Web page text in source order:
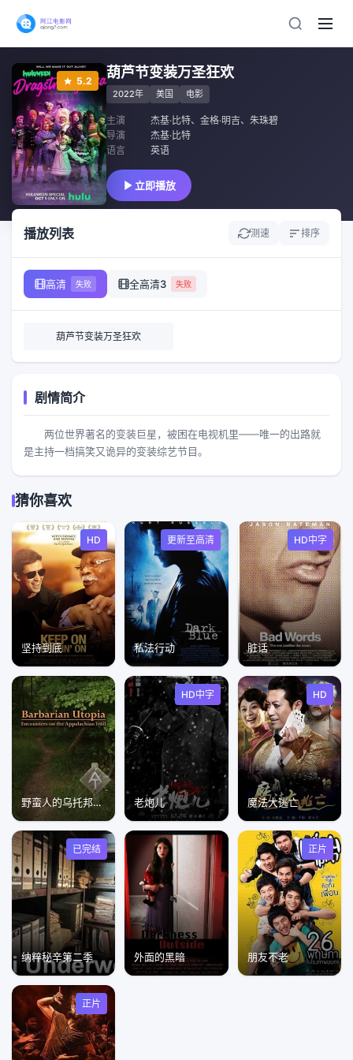
5.2
葫芦节变装万圣狂欢
2022年 美国 电影
主演 杰基·比特、 金格·明吉、 朱珠碧
导演
杰基·比特
语言
英语
立即播放
播放列表 测速 排序
高清 失败 全高清3 失败
葫芦节变装万圣狂欢
剧情简介
两位世界著名的变装巨星，被困在电视机里——唯一的出路就
是主持一档搞笑又诡异的变装综艺节目。
猜你喜欢
HD
坚持到底
更新至高清
私法行动
HD中字
脏话
野蛮人的乌托邦：阿巴拉契亚步道见闻
HD中字
老炮儿
HD
魔法大逃亡
已完结
纳粹秘辛第二季 外面的黑暗
正片
朋友不老
正片